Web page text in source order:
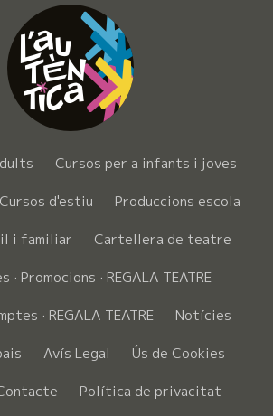
Cursos per a infants i joves
Cursos d'estiu
Produccions escola
i familiar
Cartellera de teatre
· Promocions · REGALA TEATRE
· REGALA TEATRE
Notícies
Avís Legal
Ús de Cookies
Política de privacitat